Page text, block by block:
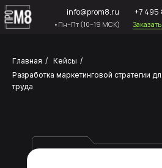
+7 495 868 37
info@prom8.ru
•Пн–Пт (10–19 МСК)
Главная / Кейсы /
Разработка маркетинговой стратегии
труда